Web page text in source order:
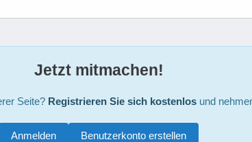
Jetzt mitmachen!
Seite? Registrieren Sie sich kostenlosund
Benutzerkonto erstellen
Anmelden